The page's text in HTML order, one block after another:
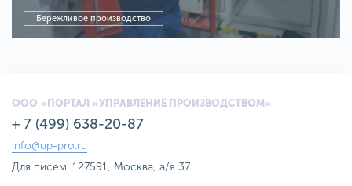
Бережливое производство
ООО «ПОРТАЛ «УПРАВЛЕНИЕ ПРОИЗВОДСТВОМ»
+ 7 (499) 638-20-87
info@up-pro.ru
Для писем: 127591, Москва, а/я 37